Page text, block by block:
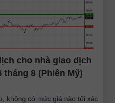
cho nhà giao dịch
tháng 8 (Phiên Mỹ)
không có mức giá nào tôi xác